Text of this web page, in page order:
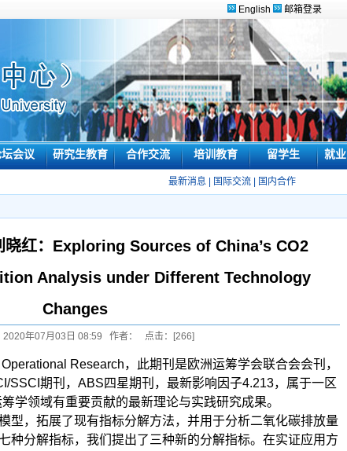
English 邮箱登录
会议 研究生教育 合作交流 培训教育 留学生 就业
最新消息 国际交流 国内合作
红：Exploring Sources of China’s CO2
Analysis under Different Technology
Changes
2020年07月03日 08:59 作者： 点击：[266]
Research， 此期刊 是欧洲运筹学会联合会会刊，
SSCI期刊，ABS四星期刊，最新影响因子4.213，属于一区
学领域有重要贡献的最新理论与实践研究成果。
型，拓展了现有指标分解方法，并用于分析二氧化碳排放量
种分解指标，我们提出了三种新的分解指标。在实证应用方